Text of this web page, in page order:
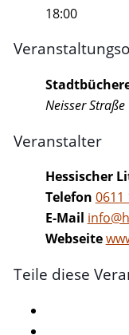
18:00
Neisser
Veranstalter
Hessischer
Telefon 0611
E-Mail
Webseite
Teile diese